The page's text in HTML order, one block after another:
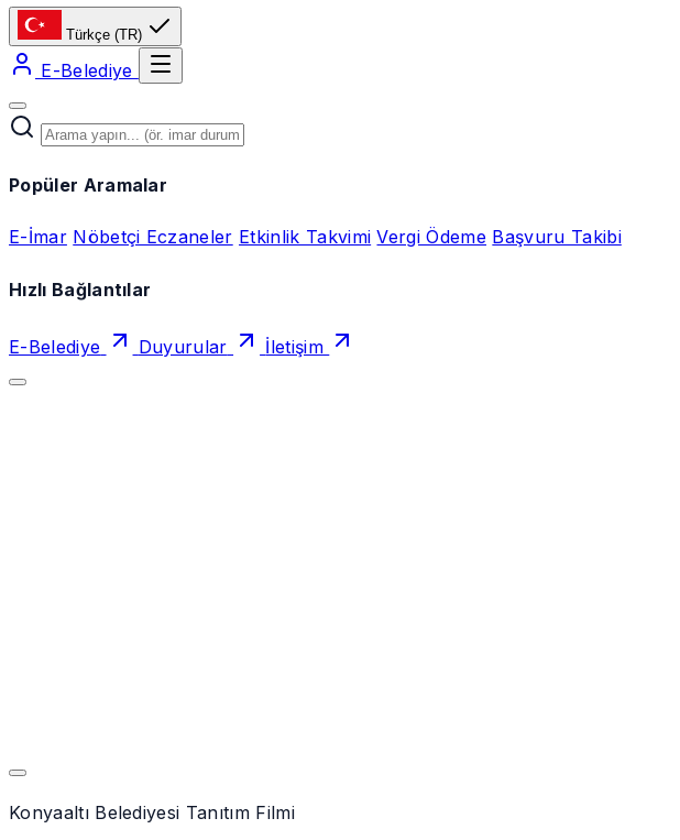
Türkçe (TR)
E-Belediye
Popüler Aramalar
E-İmar Nöbetçi Eczaneler Etkinlik Takvimi Vergi Ödeme Başvuru Takibi
Hızlı Bağlantılar
E-Belediye Duyurular İletişim
Konyaaltı Belediyesi Tanıtım Filmi